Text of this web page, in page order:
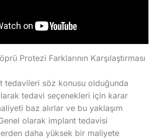
Protezi Farklarının Karşılaştırması
tedavileri söz konusu olduğunda
tedavi seçenekleri için karar
baz alırlar ve bu yaklaşım
olarak implant tedavisi
daha yüksek bir maliyete